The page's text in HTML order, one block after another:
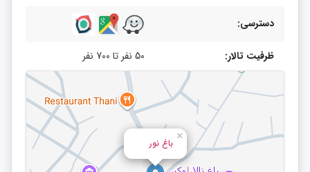
دسترسی:
ظرفیت تالار: 50 نفر تا 700 نفر
باغ نور
×